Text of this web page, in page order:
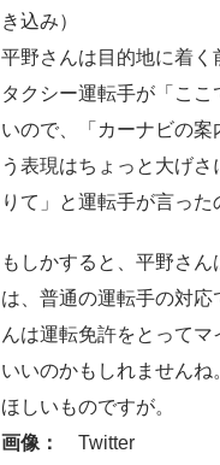
き込み）
平野さんは目的地に着く
タクシー運転手が「こ
いので、「カーナビの
う表現はちょっと大げ
りて」と運転手が言った
もしかすると、平野さ
は、普通の運転手の対
んは運転免許をとって
いいのかもしれません
ほしいものですが。
画像： Twitter